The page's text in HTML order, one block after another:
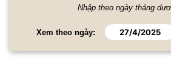
Nhập theo ngày tháng
Xem theo ngày: